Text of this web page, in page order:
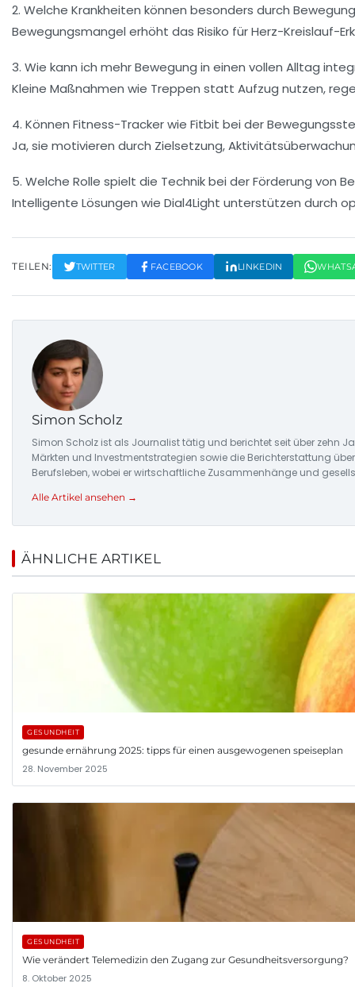
2. Welche Krankheiten können besonders durch
Bewegungsmangel erhöht das Risiko für Herz-Kreislauf-
3. Wie kann ich mehr Bewegung in einen vollen Alltag
Kleine Maßnahmen wie Treppen statt Aufzug nutzen,
4. Können Fitness-Tracker wie Fitbit bei der
Ja, sie motivieren durch Zielsetzung,
5. Welche Rolle spielt die Technik bei der Förderung von
Intelligente Lösungen wie Dial4Light unterstützen durch
TEILEN: TWITTER FACEBOOK LINKEDIN
Simon Scholz
Simon Scholz ist als Journalist tätig und berichtet seit über zehn
Märkten und Investmentstrategien sowie die Berichterstattung
Berufsleben, wobei er wirtschaftliche Zusammenhänge und
Alle Artikel ansehen →
ÄHNLICHE ARTIKEL
GESUNDHEIT
gesunde ernährung 2025: tipps für einen ausgewogenen speiseplan
28. November 2025
GESUNDHEIT
Wie verändert Telemedizin den Zugang zur Gesundheitsversorgung?
8. Oktober 2025